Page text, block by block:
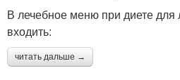
В лечебное меню при диете для
входить:
читать дальше →